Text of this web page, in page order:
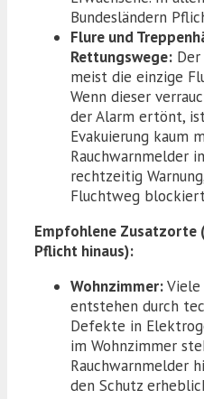
Bundesländern
Flure und
Rettungswege:
meist die einzige
Wenn dieser
der Alarm ertönt,
Evakuierung kaum
Rauchwarnmelder
rechtzeitig
Fluchtweg
Empfohlene Zusatzorte
Pflicht hinaus):
Wohnzimmer:Viele
entstehen durch
Defekte in
im Wohnzimmer
Rauchwarnmelder
den Schutz